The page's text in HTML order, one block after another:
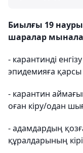
Биылғы 19
шаралар
- карантинді
эпидемияға
- карантин
оған кіру/одан
- адамдардың
құралдарының